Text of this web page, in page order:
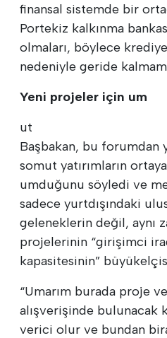
finansal sistemde bir
Portekiz kalkınma
olmaları, böylece
nedeniyle geride
Yeni projeler için um
ut
Başbakan, bu forumdan
somut yatırımların ortaya
umduğunu söyledi ve
sadece yurtdışındaki
geleneklerin değil, aynı
projelerinin “girişimci
kapasitesinin”
“Umarım burada proje
alışverişinde bulunacak
verici olur ve bundan